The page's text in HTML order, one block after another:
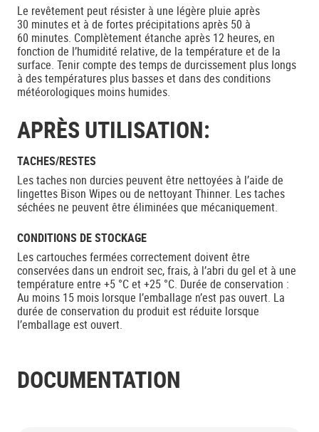
Le revêtement peut résister à une légère pluie après
30 minutes et à de fortes précipitations après 50 à
60 minutes. Complètement étanche après 12 heures, en
fonction de l’humidité relative, de la température et de la
surface. Tenir compte des temps de durcissement plus longs
à des températures plus basses et dans des conditions
météorologiques moins humides.
APRÈS UTILISATION:
TACHES/RESTES
Les taches non durcies peuvent être nettoyées à l’aide de
lingettes Bison Wipes ou de nettoyant Thinner. Les taches
séchées ne peuvent être éliminées que mécaniquement.
CONDITIONS DE STOCKAGE
Les cartouches fermées correctement doivent être
conservées dans un endroit sec, frais, à l’abri du gel et à une
température entre +5 °C et +25 °C. Durée de conservation :
Au moins 15 mois lorsque l’emballage n’est pas ouvert. La
durée de conservation du produit est réduite lorsque
l’emballage est ouvert.
DOCUMENTATION